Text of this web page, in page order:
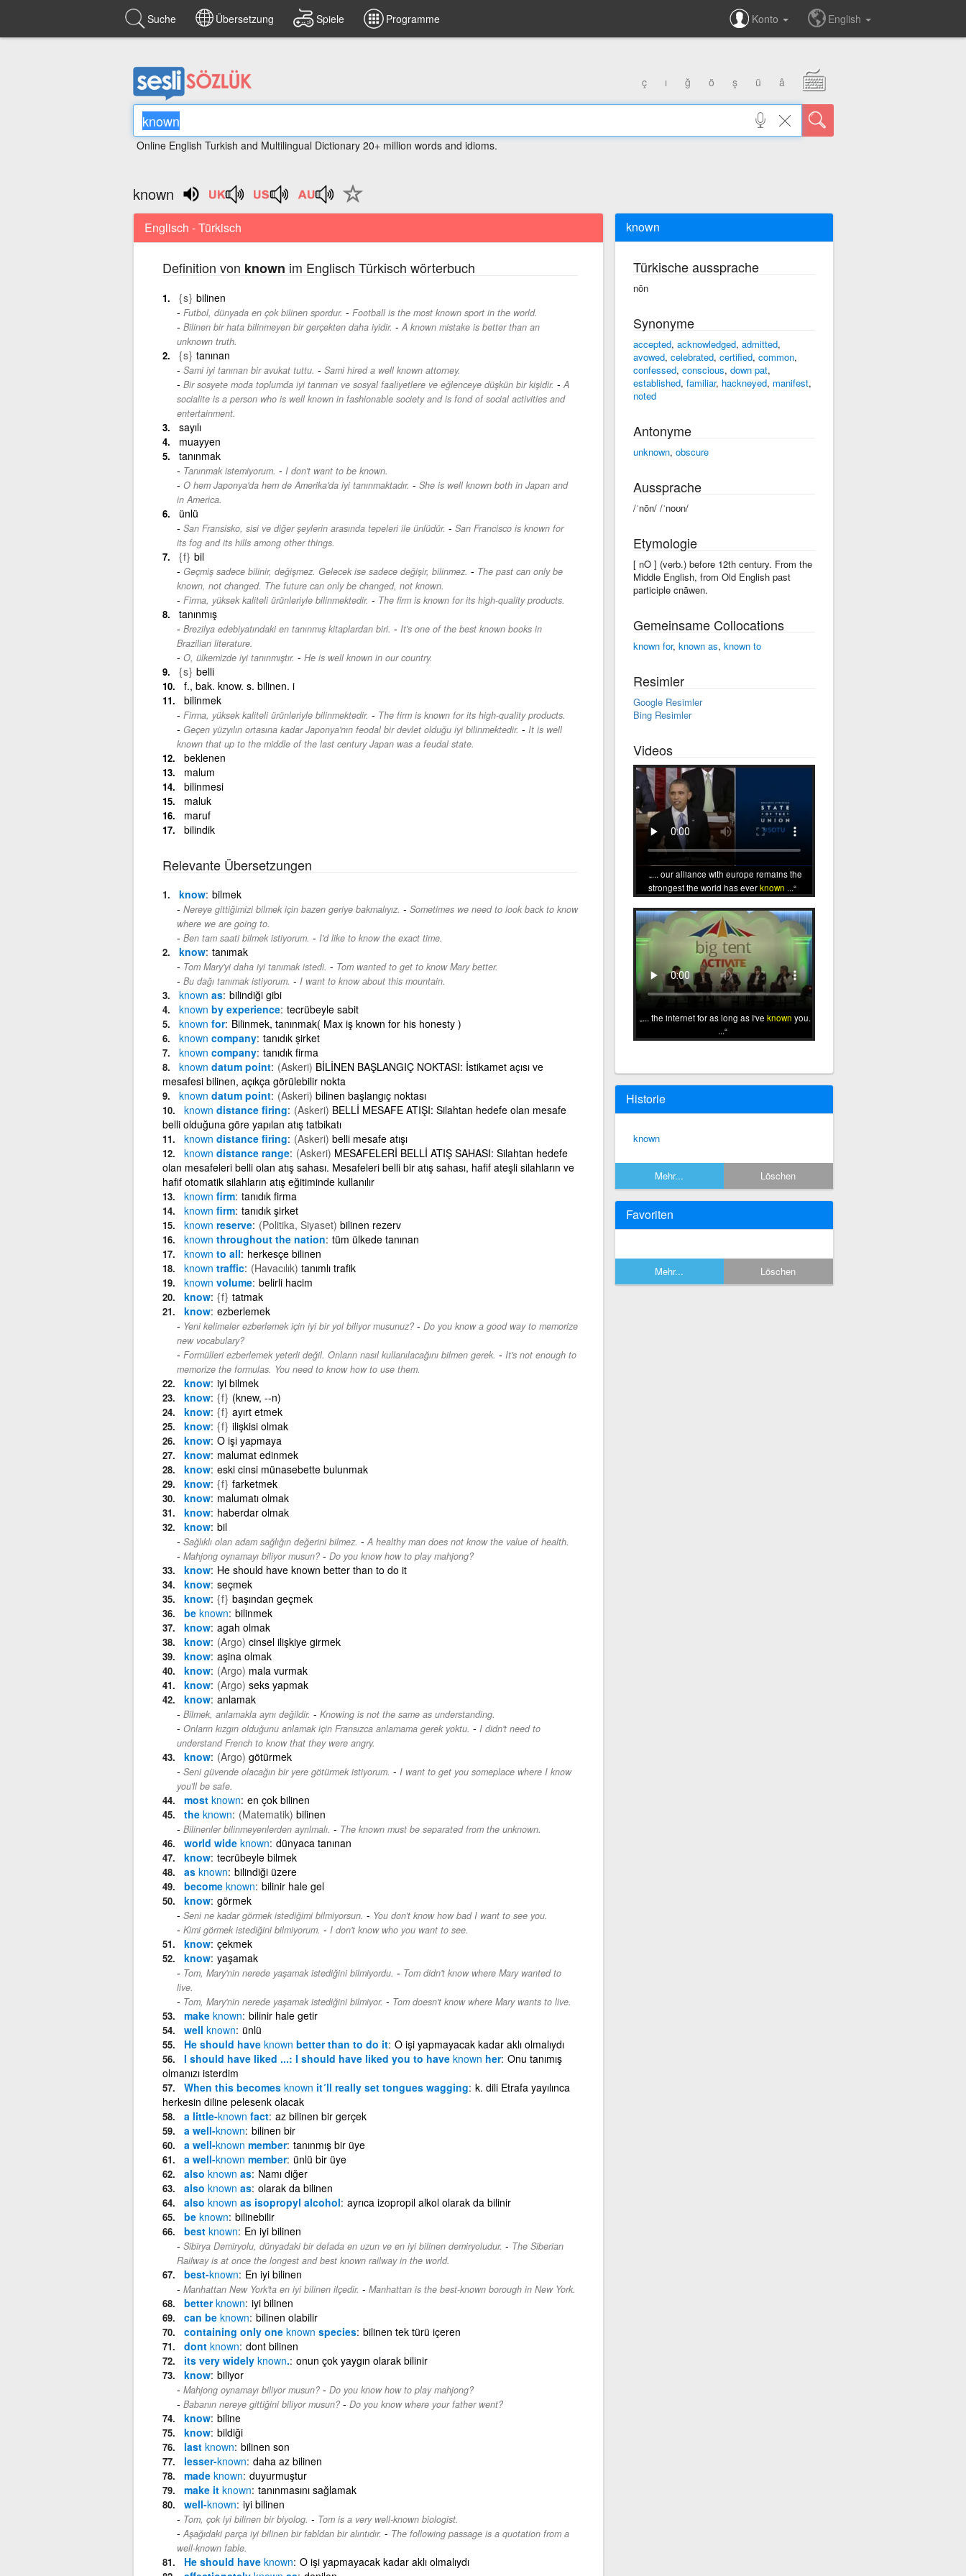
Suche Übersetzung Spiele Programme Konto English
ç ı ğ ö ş ü â
Online English Turkish and Multilingual Dictionary 20+ million words and idioms.
known
Englisch - Türkisch
Definition von known im Englisch Türkisch wörterbuch
{s} bilinen
Futbol, dünyada en çok bilinen spordur. - Football is the most known sport in the world.
Bilinen bir hata bilinmeyen bir gerçekten daha iyidir. - A known mistake is better than an
unknown truth.
{s} tanınan
Sami iyi tanınan bir avukat tuttu. - Sami hired a well known attorney.
Bir sosyete moda toplumda iyi tanınan ve sosyal faaliyetlere ve eğlenceye düşkün bir kişidir. - A
socialite is a person who is well known in fashionable society and is fond of social activities and
entertainment.
sayılı
muayyen
tanınmak
Tanınmak istemiyorum. - I don't want to be known.
O hem Japonya'da hem de Amerika'da iyi tanınmaktadır. - She is well known both in Japan and
in America.
ünlü
San Fransisko, sisi ve diğer şeylerin arasında tepeleri ile ünlüdür. - San Francisco is known for
its fog and its hills among other things.
{f} bil
Geçmiş sadece bilinir, değişmez. Gelecek ise sadece değişir, bilinmez. - The past can only be
known, not changed. The future can only be changed, not known.
Firma, yüksek kaliteli ürünleriyle bilinmektedir. - The firm is known for its high-quality products.
tanınmış
Brezilya edebiyatındaki en tanınmış kitaplardan biri. - It's one of the best known books in
Brazilian literature.
O, ülkemizde iyi tanınmıştır. - He is well known in our country.
{s} belli
f., bak. know. s. bilinen. i
bilinmek
Firma, yüksek kaliteli ürünleriyle bilinmektedir. - The firm is known for its high-quality products.
Geçen yüzyılın ortasına kadar Japonya'nın feodal bir devlet olduğu iyi bilinmektedir. - It is well
known that up to the middle of the last century Japan was a feudal state.
beklenen
malum
bilinmesi
maluk
maruf
bilindik
Relevante Übersetzungen
know bilmek
Nereye gittiğimizi bilmek için bazen geriye bakmalıyız. - Sometimes we need to look back to know
where we are going to.
Ben tam saati bilmek istiyorum. - I'd like to know the exact time.
know tanımak
Tom Mary'yi daha iyi tanımak istedi. - Tom wanted to get to know Mary better.
Bu dağı tanımak istiyorum. - I want to know about this mountain.
known as bilindiği gibi
known by experience tecrübeyle sabit
known for Bilinmek, tanınmak( Max iş known for his honesty )
known company tanıdık şirket
known company tanıdık firma
known datum point (Askeri) BİLİNEN BAŞLANGIÇ NOKTASI: İstikamet açısı ve
mesafesi bilinen, açıkça görülebilir nokta
known datum point (Askeri) bilinen başlangıç noktası
known distance firing (Askeri) BELLİ MESAFE ATIŞI: Silahtan hedefe olan mesafe
belli olduğuna göre yapılan atış tatbikatı
known distance firing (Askeri) belli mesafe atışı
known distance range (Askeri) MESAFELERİ BELLİ ATIŞ SAHASI: Silahtan hedefe
olan mesafeleri belli olan atış sahası. Mesafeleri belli bir atış sahası, hafif ateşli silahların ve
hafif otomatik silahların atış eğitiminde kullanılır
known firm tanıdık firma
known firm tanıdık şirket
known reserve (Politika, Siyaset) bilinen rezerv
known throughout the nation tüm ülkede tanınan
known to all herkesçe bilinen
known traffic (Havacılık) tanımlı trafik
known volume belirli hacim
know {f} tatmak
know ezberlemek
Yeni kelimeler ezberlemek için iyi bir yol biliyor musunuz?- Do you know a good way to memorize
new vocabulary?
Formülleri ezberlemek yeterli değil. Onların nasıl kullanılacağını bilmen gerek. - It's not enough to
memorize the formulas. You need to know how to use them.
know iyi bilmek
know {f} (knew, --n)
know {f} ayırt etmek
know {f} ilişkisi olmak
know O işi yapmaya
know malumat edinmek
know eski cinsi münasebette bulunmak
know {f} farketmek
know malumatı olmak
know haberdar olmak
know bil
Sağlıklı olan adam sağlığın değerini bilmez. - A healthy man does not know the value of health.
Mahjong oynamayı biliyor musun?- Do you know how to play mahjong?
know He should have known better than to do it
know seçmek
know {f} başından geçmek
be known bilinmek
know agah olmak
know (Argo) cinsel ilişkiye girmek
know aşina olmak
know (Argo) mala vurmak
know (Argo) seks yapmak
know anlamak
Bilmek, anlamakla aynı değildir. - Knowing is not the same as understanding.
Onların kızgın olduğunu anlamak için Fransızca anlamama gerek yoktu. - I didn't need to
understand French to know that they were angry.
know (Argo) götürmek
Seni güvende olacağın bir yere götürmek istiyorum. - I want to get you someplace where I know
you'll be safe.
most known en çok bilinen
the known (Matematik) bilinen
Bilinenler bilinmeyenlerden ayrılmalı. - The known must be separated from the unknown.
world wide known dünyaca tanınan
know tecrübeyle bilmek
as known bilindiği üzere
become known bilinir hale gel
know görmek
Seni ne kadar görmek istediğimi bilmiyorsun. - You don't know how bad I want to see you.
Kimi görmek istediğini bilmiyorum. - I don't know who you want to see.
know çekmek
know yaşamak
Tom, Mary'nin nerede yaşamak istediğini bilmiyordu. - Tom didn't know where Mary wanted to
live.
Tom, Mary'nin nerede yaşamak istediğini bilmiyor. - Tom doesn't know where Mary wants to live.
make known bilinir hale getir
well known ünlü
He should have known better than to do it O işi yapmayacak kadar aklı olmalıydı
I should have liked ...: I should have liked you to have known her Onu tanımış
olmanızı isterdim
When this becomes known it´ll really set tongues wagging k. dili Etrafa yayılınca
herkesin diline pelesenk olacak
a little-known fact az bilinen bir gerçek
a well-known bilinen bir
a well-known member tanınmış bir üye
a well-known member ünlü bir üye
also known as Namı diğer
also known as olarak da bilinen
also known as isopropyl alcohol ayrıca izopropil alkol olarak da bilinir
be known bilinebilir
best known En iyi bilinen
Sibirya Demiryolu, dünyadaki bir defada en uzun ve en iyi bilinen demiryoludur. - The Siberian
Railway is at once the longest and best known railway in the world.
best-known En iyi bilinen
Manhattan New York'ta en iyi bilinen ilçedir. - Manhattan is the best-known borough in New York.
betterknown iyi bilinen
can be known bilinen olabilir
containing only one known species bilinen tek türü içeren
dont known dont bilinen
its very widely known. onun çok yaygın olarak bilinir
know biliyor
Mahjong oynamayı biliyor musun?- Do you know how to play mahjong?
Babanın nereye gittiğini biliyor musun?- Do you know where your father went?
know biline
know bildiği
last known bilinen son
lesser-known daha az bilinen
made known duyurmuştur
make it known tanınmasını sağlamak
well-known iyi bilinen
Tom, çok iyi bilinen bir biyolog. - Tom is a very well-known biologist.
Aşağıdaki parça iyi bilinen bir fabldan bir alıntıdır. - The following passage is a quotation from a
well-known fable.
He should have known O işi yapmayacak kadar aklı olmalıydı
known
Türkische aussprache
nōn
Synonyme
accepted, acknowledged, admitted,
avowed, celebrated, certified, common,
confessed, conscious, down pat,
established, familiar, hackneyed, manifest,
noted
Antonyme
unknown, obscure
Aussprache
/ˈnōn/ /ˈnoʊn/
Etymologie
[ nO ] (verb.) before 12th century. From the
Middle English, from Old English past
participle cnāwen.
Gemeinsame Collocations
known for, known as, known to
Resimler
Google Resimler
Bing Resimler
Videos
... our alliance with europe remains the
strongest the world has everknown ...
... the internet for as long as I've known you.
...
Historie
known
Mehr... Löschen
Favoriten
Mehr... Löschen